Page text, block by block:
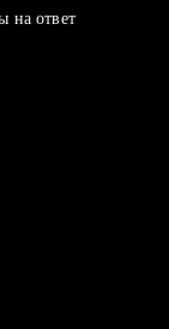
на ответ